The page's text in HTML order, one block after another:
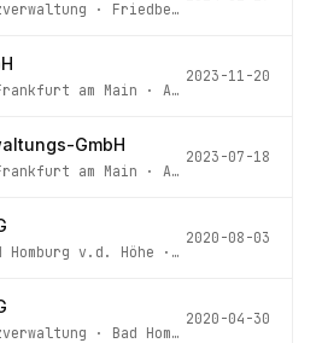
· Friedberg (Hessen)
am Main · Az.
2023-11-20
GmbH
am Main · Az.
2023-07-18
Homburg v.d. Höhe · Az.
2020-08-03
· Bad Homburg v.d. Höhe
2020-04-30